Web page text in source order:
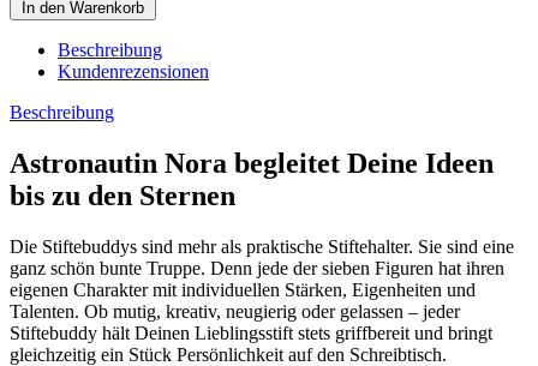
In den Warenkorb
Beschreibung
Kundenrezensionen
Beschreibung
Astronautin Nora begleitet Deine Ideen
bis zu den Sternen
Die Stiftebuddys sind mehr als praktische Stiftehalter. Sie sind eine
ganz schön bunte Truppe. Denn jede der sieben Figuren hat ihren
eigenen Charakter mit individuellen Stärken, Eigenheiten und
Talenten. Ob mutig, kreativ, neugierig oder gelassen – jeder
Stiftebuddy hält Deinen Lieblingsstift stets griffbereit und bringt
gleichzeitig ein Stück Persönlichkeit auf den Schreibtisch.